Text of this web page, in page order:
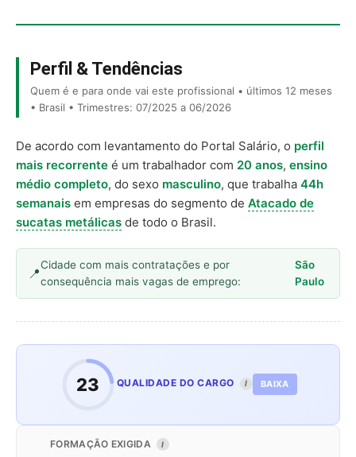
Perfil & Tendências
Quem é e para onde vai este profissional • últimos 12 meses
• Brasil • Trimestres: 07/2025 a 06/2026
De acordo com levantamento do Portal Salário, o perfil
mais recorrente é um trabalhador com 20 anos, ensino
médio completo, do sexo masculino, que trabalha 44h
semanais em empresas do segmento de Atacado de
sucatas metálicas de todo o Brasil.
Cidade com mais contratações e por
consequência mais vagas de emprego:
São
Paulo
23 QUALIDADE DO CARGO I BAIXA
FORMAÇÃO EXIGIDA I